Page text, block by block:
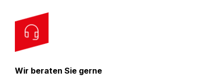
O
u
r
e
Wir beraten Sie gerne